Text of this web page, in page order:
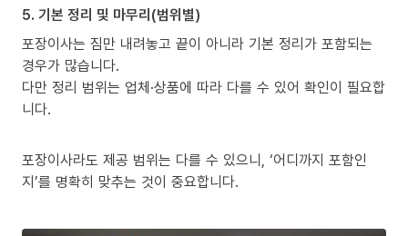
5. 기본 정리 및 마무리(범위별)
포장이사는 짐만 내려놓고 끝이 아니라 기본 정리가 포함되는
경우가 많습니다.
다만 정리 범위는 업체·상품에 따라 다를 수 있어 확인이 필요합
니다.
포장이사라도 제공 범위는 다를 수 있으니, ‘어디까지 포함인
지’를 명확히 맞추는 것이 중요합니다.